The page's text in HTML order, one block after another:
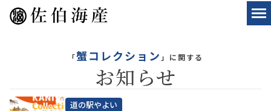
「蟹コレクション 」に関する
お知らせ
道の駅やよい